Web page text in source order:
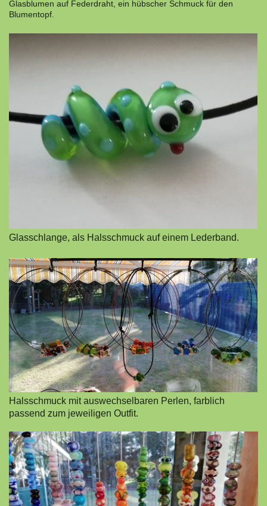
Glasblumen auf Federdraht, ein hübscher Schmuck für den
Blumentopf.
Glasschlange, als Halsschmuck auf einem Lederband.
Halsschmuck mit auswechselbaren Perlen, farblich
passend zum jeweiligen Outfit.